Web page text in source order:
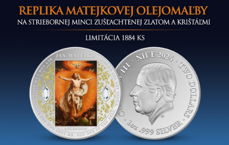
Replika
Matejkovo
striebornej
zušľachtenej
zlatom
krištáľmi
Replika
Matejkovo
obrazu
striebornej
minci
zušľachtenej
zlatom
krištáľmi